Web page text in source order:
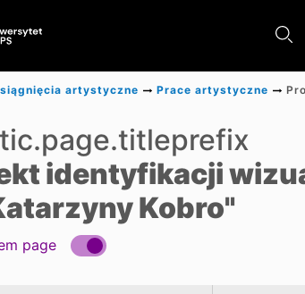
artystyczne Prace artystyczne
identyfikacji
Kobro"
page